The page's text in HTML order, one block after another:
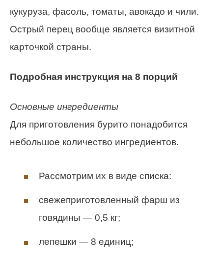
кукуруза, фасоль, томаты, авокадо и чили.
Острый перец вообще является визитной
карточкой страны.
Подробная инструкция на 8 порций
Основные ингредиенты
Для приготовления бурито понадобится
небольшое количество ингредиентов.
Рассмотрим их в виде списка:
свежеприготовленный фарш из
говядины — 0,5 кг;
лепешки — 8 единиц;